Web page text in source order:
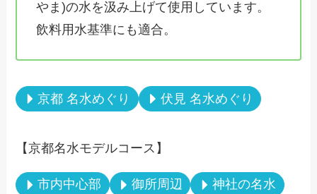
やま)の水を汲み上げて使用しています。
飲料用水基準にも適合。
京都 名水めぐり 伏見 名水めぐり
【京都名水モデルコース】
市内中心部 御所周辺 神社の名水